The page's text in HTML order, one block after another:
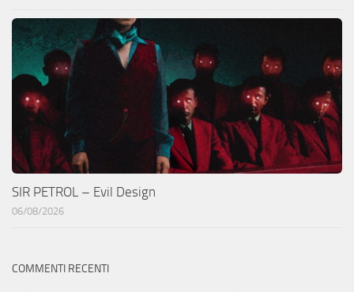
SIR PETROL – Evil Design
06/08/2026
COMMENTI RECENTI